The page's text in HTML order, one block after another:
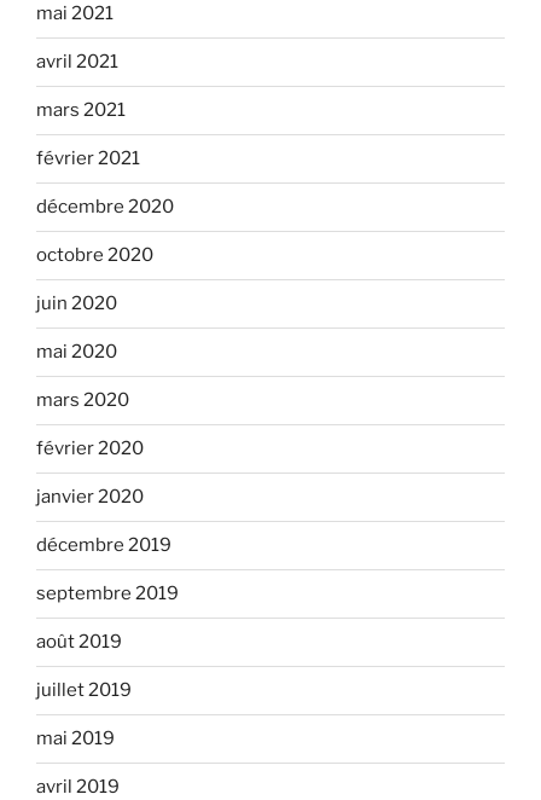
mai 2021
avril 2021
mars 2021
février 2021
décembre 2020
octobre 2020
juin 2020
mai 2020
mars 2020
février 2020
janvier 2020
décembre 2019
septembre 2019
août 2019
juillet 2019
mai 2019
avril 2019